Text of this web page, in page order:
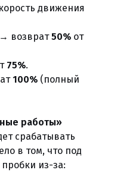
движения
→ возврат50% от
75%.
100% (полный
работы»
срабатывать
в том, что под
из-за: